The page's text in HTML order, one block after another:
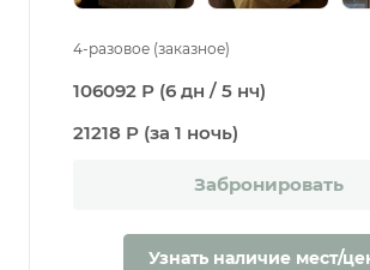
4-разовое (заказное)
106092 Р (6 дн / 5 нч)
21218 Р (за 1 ночь)
Забронировать
Узнать наличие мест/